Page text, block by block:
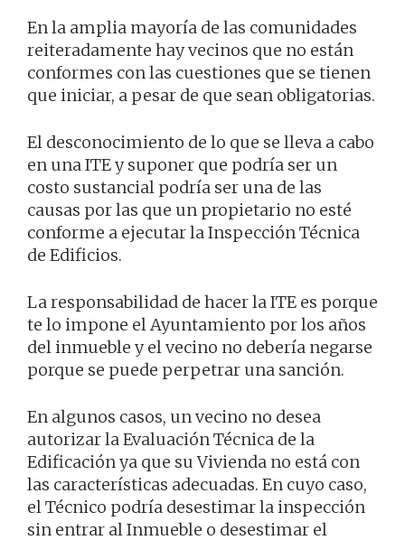
En la amplia mayoría de las comunidades
reiteradamente hay vecinos que no están
conformes con las cuestiones que se tienen
que iniciar, a pesar de que sean obligatorias.
El desconocimiento de lo que se lleva a cabo
en una ITE y suponer que podría ser un
costo sustancial podría ser una de las
causas por las que un propietario no esté
conforme a ejecutar la Inspección Técnica
de Edificios.
La responsabilidad de hacer la ITE es porque
te lo impone el Ayuntamiento por los años
del inmueble y el vecino no debería negarse
porque se puede perpetrar una sanción.
En algunos casos, un vecino no desea
autorizar la Evaluación Técnica de la
Edificación ya que su Vivienda no está con
las características adecuadas. En cuyo caso,
el Técnico podría desestimar la inspección
sin entrar al Inmueble o desestimar el